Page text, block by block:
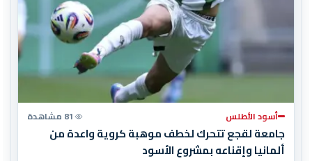
أسود الأطلس 81 مشاهدة
جامعة لقجع تتحرك لخطف موهبة كروية واعدة من
ألمانيا وإقناعه بمشروع الأسود